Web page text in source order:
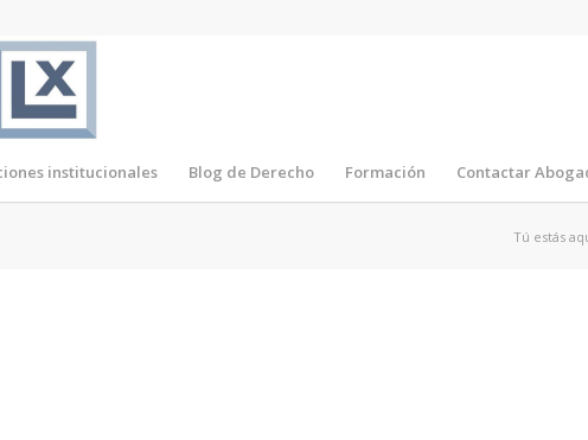
institucionales Blog de Derecho Formación Contactar
Tú estás